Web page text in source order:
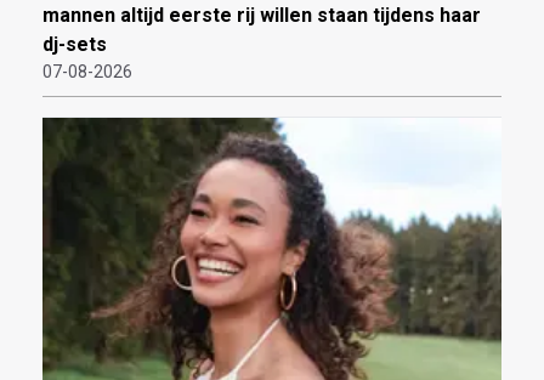
mannen altijd eerste rij willen staan tijdens haar
dj-sets
07-08-2026